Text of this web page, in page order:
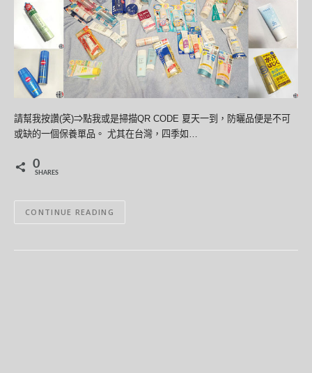
請幫我按讚(笑)⇒點我或是掃描QR CODE 夏天一到，防曬品便是不可
或缺的一個保養單品。 尤其在台灣，四季如…
0
SHARES
CONTINUE READING